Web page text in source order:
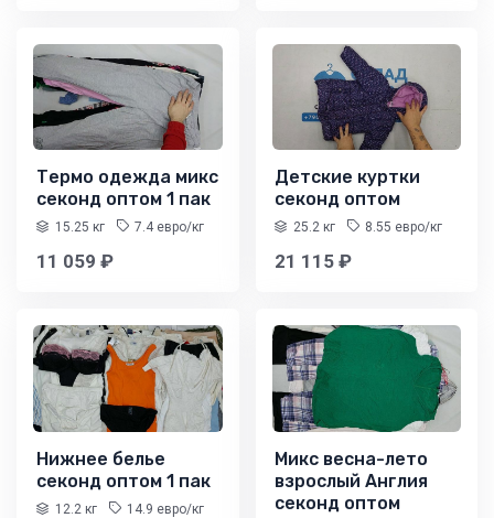
Термо одежда микс
секонд оптом 1 пак
15.25 кг 7.4 евро/кг
11 059 ₽
Детские куртки
секонд оптом
25.2 кг 8.55 евро/кг
21 115 ₽
Нижнее белье
секонд оптом 1 пак
12.2 кг 14.9 евро/кг
Микс весна-лето
взрослый Англия
секонд оптом